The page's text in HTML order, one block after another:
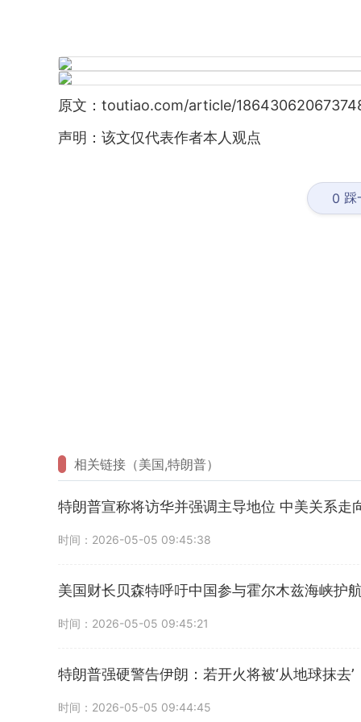
原文：toutiao.com/article/
声明：该文仅代表作者本人观点
0 踩
相关链接（美国,特朗普）
特朗普宣称将访华并强调主导地位 中美关系走
时间：2026-05-05 09:45:38
美国财长贝森特呼吁中国参与霍尔木兹海峡护
时间：2026-05-05 09:45:21
特朗普强硬警告伊朗：若开火将被‘从地球抹去’
时间：2026-05-05 09:44:45